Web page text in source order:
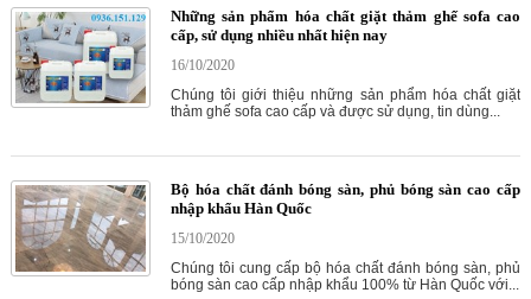
Những sản phẩm hóa chất giặt thảm ghế sofa cao
cấp, sử dụng nhiều nhất hiện nay
16/10/2020
Chúng tôi giới thiệu những sản phẩm hóa chất giặt
thảm ghế sofa cao cấp và được sử dụng, tin dùng...
Bộ hóa chất đánh bóng sàn, phủ bóng sàn cao cấp
nhập khẩu Hàn Quốc
15/10/2020
Chúng tôi cung cấp bộ hóa chất đánh bóng sàn, phủ
bóng sàn cao cấp nhập khẩu 100% từ Hàn Quốc với...